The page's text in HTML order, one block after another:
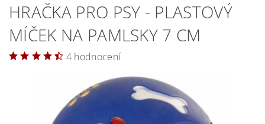
HRAČKA PRO PSY - PLASTOVÝ
MÍČEK NA PAMLSKY 7 CM
4 hodnocení